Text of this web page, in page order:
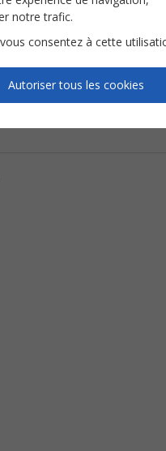
Je suis ton meilleur ami
Aladdin
notre trafic.
consentez à cette
Autoriser tous les cookies